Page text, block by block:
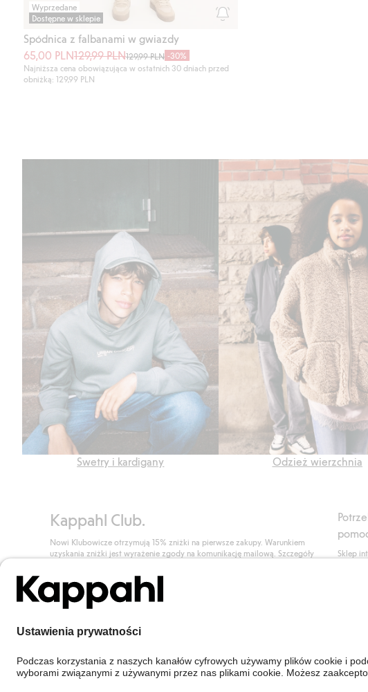
Wyprzedane
Dostępne w sklepie
Spódnica z falbanami w gwiazdy
65,00 PLN129,99 PLN129,99 PLN -30%
Najniższa cena obowiązująca w ostatnich 30 dniach przed
obniżką: 129,99 PLN
Swetry i kardigany Odzież wierzchnia
Kappahl Club.
Nowi Klubowicze otrzymują 15% zniżki na pierwsze zakupy. Warunkiem
uzyskania zniżki jest wyrażenie zgody na komunikację mailową. Szczegóły
Dołącz do Klubu!
Sklep